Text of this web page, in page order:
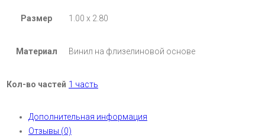
Размер 1.00 х 2.80
Материал Винил на флизелиновой основе
Кол-во частей 1 часть
Дополнительная информация
Отзывы (0)